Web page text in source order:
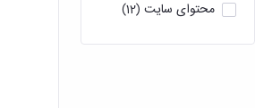
محتوای سایت (12)